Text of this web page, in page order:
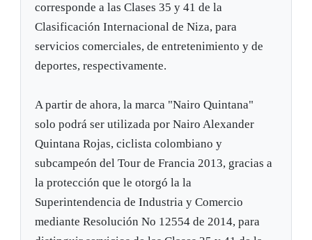
corresponde a las Clases 35 y 41 de la
Clasificación Internacional de Niza, para
servicios comerciales, de entretenimiento y de
deportes, respectivamente.
A partir de ahora, la marca "Nairo Quintana"
solo podrá ser utilizada por Nairo Alexander
Quintana Rojas, ciclista colombiano y
subcampeón del Tour de Francia 2013, gracias a
la protección que le otorgó la la
Superintendencia de Industria y Comercio
mediante Resolución No 12554 de 2014, para